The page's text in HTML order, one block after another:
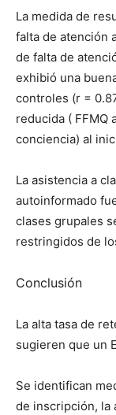
La medida de
falta de atención
de falta de
exhibió una
controles (r =
reducida ( FFMQ
conciencia) al
La asistencia a
autoinformado
clases grupales
restringidos de
Conclusión
La alta tasa de
sugieren que un
Se identifican
de inscripción, la